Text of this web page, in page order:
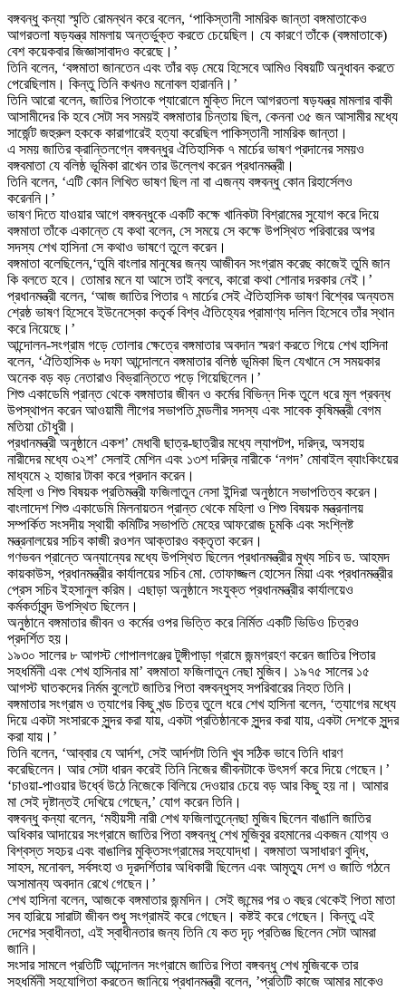
বঙ্গবন্ধু কন্যা স্মৃতি রোমন্থন করে বলেন, ‘পাকিস্তানী সামরিক জান্তা বঙ্গমাতাকেও
আগরতলা ষড়যন্ত্র মামলায় অন্তর্ভুক্ত করতে চেয়েছিল। যে কারণে তাঁকে (বঙ্গমাতাকে)
বেশ কয়েকবার জিজ্ঞাসাবাদও করেছে।’
তিনি বলেন, ‘বঙ্গমাতা জানতেন এবং তাঁর বড় মেয়ে হিসেবে আমিও বিষয়টি অনুধাবন করতে
পেরেছিলাম। কিন্তু তিনি কখনও মনোবল হারাননি।’
তিনি আরো বলেন, জাতির পিতাকে প্যারোলে মুক্তি দিলে আগরতলা ষড়যন্ত্র মামলার বাকী
আসামীদের কি হবে সেটা সব সময়ই বঙ্গমাতার চিন্তায় ছিল, কেননা ৩৫ জন আসামীর মধ্যে
সার্জেন্ট জহুরুল হককে কারাগারেই হত্যা করেছিল পাকিস্তানী সামরিক জান্তা।
এ সময় জাতির ক্রান্তিলগ্নে বঙ্গবন্ধুর ঐতিহাসিক ৭ মার্চের ভাষণ প্রদানের সময়ও
বঙ্গবমাতা যে বলিষ্ঠ ভূমিকা রাখেন তার উল্লেখ করেন প্রধানমন্ত্রী।
তিনি বলেন, ‘এটি কোন লিখিত ভাষণ ছিল না বা এজন্য বঙ্গবন্ধু কোন রিহার্সেলও
করেননি।’
ভাষণ দিতে যাওয়ার আগে বঙ্গবন্ধুকে একটি কক্ষে খানিকটা বিশ্রামের সুযোগ করে দিয়ে
বঙ্গমাতা তাঁকে একান্তে যে কথা বলেন, সে সময়ে সে কক্ষে উপস্থিত পরিবারের অপর
সদস্য শেখ হাসিনা সে কথাও ভাষণে তুলে করেন।
বঙ্গমাতা বলেছিলেন,‘তুমি বাংলার মানুষের জন্য আজীবন সংগ্রাম করেছ কাজেই তুমি জান
কি বলতে হবে। তোমার মনে যা আসে তাই বলবে, কারো কথা শোনার দরকার নেই।’
প্রধানমন্ত্রী বলেন, ‘আজ জাতির পিতার ৭ মার্চের সেই ঐতিহাসিক ভাষণ বিশ্বের অন্যতম
শ্রেষ্ঠ ভাষণ হিসেবে ইউনেস্কো কতৃর্ক বিশ্ব ঐতিহ্যের প্রামাণ্য দলিল হিসেবে তাঁর স্থান
করে নিয়েছে।’
আন্দোলন-সংগ্রাম গড়ে তোলার ক্ষেত্রে বঙ্গমাতার অবদান স্মরণ করতে গিয়ে শেখ হাসিনা
বলেন, ‘ঐতিহাসিক ৬ দফা আন্দোলনে বঙ্গমাতার বলিষ্ঠ ভূমিকা ছিল যেখানে সে সময়কার
অনেক বড় বড় নেতারাও বিভ্রান্তিতে পড়ে গিয়েছিলেন।’
শিশু একাডেমি প্রান্ত থেকে বঙ্গমাতার জীবন ও কর্মের বিভিন্ন দিক তুলে ধরে মূল প্রবন্ধ
উপস্থাপন করেন আওয়ামী লীগের সভাপতি মন্ডলীর সদস্য এবং সাবেক কৃষিমন্ত্রী বেগম
মতিয়া চৌধুরী।
প্রধানমন্ত্রী অনুষ্ঠানে একশ’ মেধাবী ছাত্র-ছাত্রীর মধ্যে ল্যাপটপ, দরিদ্র, অসহায়
নারীদের মধ্যে ৩২শ’ সেলাই মেশিন এবং ১৩শ দরিদ্র নারীকে ‘নগদ’ মোবাইল ব্যাংকিংয়ের
মাধ্যমে ২ হাজার টাকা করে প্রদান করেন।
মহিলা ও শিশু বিষয়ক প্রতিমন্ত্রী ফজিলাতুন নেসা ইন্দিরা অনুষ্ঠানে সভাপতিত্ব করেন।
বাংলাদেশ শিশু একাডেমি মিলনায়তন প্রান্ত থেকে মহিলা ও শিশু বিষয়ক মন্ত্রনালয়
সম্পর্কিত সংসদীয় স্থায়ী কমিটির সভাপতি মেহের আফরোজ চুমকি এবং সংশ্লিষ্ট
মন্ত্রনালয়ের সচিব কাজী রওশন আক্তারও বক্তৃতা করেন।
গণভবন প্রান্তে অন্যান্যের মধ্যে উপস্থিত ছিলেন প্রধানমন্ত্রীর মুখ্য সচিব ড. আহমদ
কায়কাউস, প্রধানমন্ত্রীর কার্যালয়ের সচিব মো. তোফাজ্জল হোসেন মিয়া এবং প্রধানমন্ত্রীর
প্রেস সচিব ইহসানুল করিম। এছাড়া অনুষ্ঠানে সংযুক্ত প্রধানমন্ত্রীর কার্যালয়েও
কর্মকর্তাবৃন্দ উপস্থিত ছিলেন।
অনুষ্ঠানে বঙ্গমাতার জীবন ও কর্মের ওপর ভিত্তি করে নির্মিত একটি ভিডিও চিত্রও
প্রদর্শিত হয়।
১৯৩০ সালের ৮ আগস্ট গোপালগঞ্জের টুঙ্গীপাড়া গ্রামে জন্মগ্রহণ করেন জাতির পিতার
সহধর্মিনী এবং শেখ হাসিনার মা’ বঙ্গমাতা ফজিলাতুন নেছা মুজিব। ১৯৭৫ সালের ১৫
আগস্ট ঘাতকদের নির্মম বুলেটে জাতির পিতা বঙ্গবন্ধুসহ সপরিবারের নিহত তিনি।
বঙ্গমাতার সংগ্রাম ও ত্যাগের কিছু খন্ড চিত্র তুলে ধরে শেখ হাসিনা বলেন, ‘ত্যাগের মধ্যে
দিয়ে একটা সংসারকে সুন্দর করা যায়, একটা প্রতিষ্ঠানকে সুন্দর করা যায়, একটা দেশকে সুন্দর
করা যায়।’
তিনি বলেন, ‘আব্বার যে আর্দশ, সেই আর্দশটা তিনি খুব সঠিক ভাবে তিনি ধারণ
করেছিলেন। আর সেটা ধারন করেই তিনি নিজের জীবনটাকে উৎসর্গ করে দিয়ে গেছেন।’
‘চাওয়া-পাওয়ার উর্ধ্বে উঠে নিজেকে বিলিয়ে দেওয়ার চেয়ে বড় আর কিছু হয় না। আমার
মা সেই দৃষ্টান্তই দেখিয়ে গেছেন,’ যোগ করেন তিনি।
বঙ্গবন্ধু কন্যা বলেন, ‘মহীয়সী নারী শেখ ফজিলাতুন্নেছা মুজিব ছিলেন বাঙালি জাতির
অধিকার আদায়ের সংগ্রামে জাতির পিতা বঙ্গবন্ধু শেখ মুজিবুর রহমানের একজন যোগ্য ও
বিশ্বস্ত সহচর এবং বাঙালির মুক্তিসংগ্রামের সহযোদ্ধা। বঙ্গমাতা অসাধারণ বুদ্ধি,
সাহস, মনোবল, সর্বসংহা ও দূরদর্শিতার অধিকারী ছিলেন এবং আমৃত্যু দেশ ও জাতি গঠনে
অসামান্য অবদান রেখে গেছেন।’
শেখ হাসিনা বলেন, আজকে বঙ্গমাতার জন্মদিন। সেই জন্মের পর ৩ বছর থেকেই পিতা মাতা
সব হারিয়ে সারাটা জীবন শুধু সংগ্রামই করে গেছেন। কষ্টই করে গেছেন। কিন্তু এই
দেশের স্বাধীনতা, এই স্বাধীনতার জন্য তিনি যে কত দৃঢ় প্রতিজ্ঞ ছিলেন সেটা আমরা
জানি।
সংসার সামলে প্রতিটি আন্দোলন সংগ্রামে জাতির পিতা বঙ্গবন্ধু শেখ মুজিবকে তার
সহধর্মিনী সহযোগিতা করতেন জানিয়ে প্রধানমন্ত্রী বলেন, ’প্রতিটি কাজে আমার মাকেও